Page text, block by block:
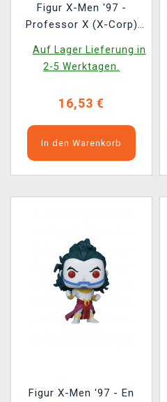
Figur X-Men '97 -
Professor X (X-Corp)
1593)
Auf Lager Lieferung in
2-5 Werktagen.
16,53 €
In den Warenkorb
Figur X-Men '97 - En